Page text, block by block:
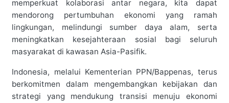
memperkuat kolaborasi antar negara, kita dapat
mendorong pertumbuhan ekonomi yang ramah
lingkungan, melindungi sumber daya alam, serta
meningkatkan kesejahteraan sosial bagi seluruh
masyarakat di kawasan Asia-Pasifik.
Indonesia, melalui Kementerian PPN/Bappenas, terus
berkomitmen dalam mengembangkan kebijakan dan
strategi yang mendukung transisi menuju ekonomi